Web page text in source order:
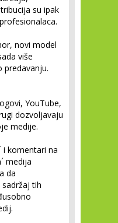
su ipak
novi model
više
predavanju.
YouTube,
dozvoljavaju
medije.
i komentari na
medija
da
tih